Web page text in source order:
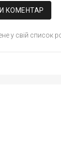
у свій список